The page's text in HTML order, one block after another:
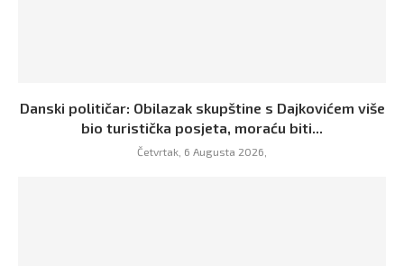
Danski političar: Obilazak skupštine s Dajkovićem više
bio turistička posjeta, moraću biti...
Četvrtak, 6 Augusta 2026,